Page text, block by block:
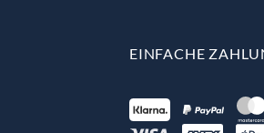
EINFACHE